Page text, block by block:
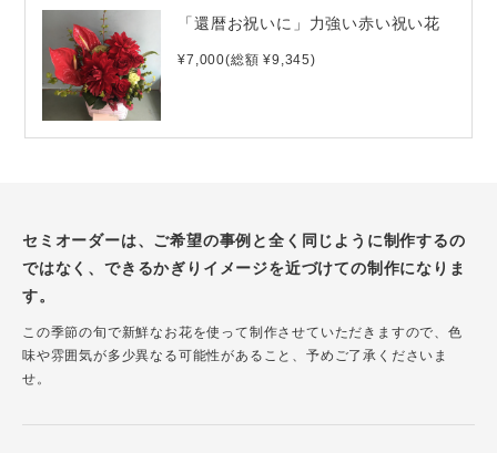
「還暦お祝いに」力強い赤い祝い花
¥7,000(総額 ¥9,345)
セミオーダーは、ご希望の事例と全く同じように制作するの
ではなく、できるかぎりイメージを近づけての制作になりま
す。
この季節の旬で新鮮なお花を使って制作させていただきますので、色
味や雰囲気が多少異なる可能性があること、予めご了承くださいま
せ。